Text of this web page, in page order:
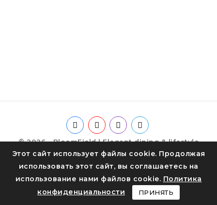
Этот сайт использует файлы cookie. Продолжая
использовать этот сайт, вы соглашаетесь на
использование нами файлов cookie. Политика
конфиденциальности
ПРИНЯТЬ
© 2026 - BloomField | Elegant dining & lifestyle